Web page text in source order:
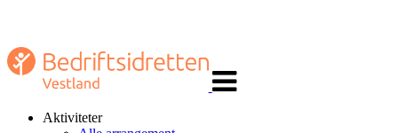
navigasjon
Aktiviteter